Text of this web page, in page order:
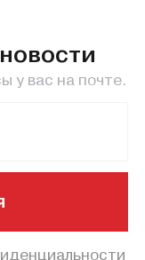
у вас на почте.